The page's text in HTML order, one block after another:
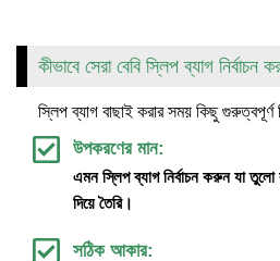
কীভাবে সেরা বেবি স্লিপ ব্যাগ নির্বাচন
স্লিপ ব্যাগ বাছাই করার সময় কিছু গুরুত্বপূর্ণ
উপকরণের মান:
এমন স্লিপ ব্যাগ নির্বাচন করুন যা
দিয়ে তৈরি।
সঠিক আকার: